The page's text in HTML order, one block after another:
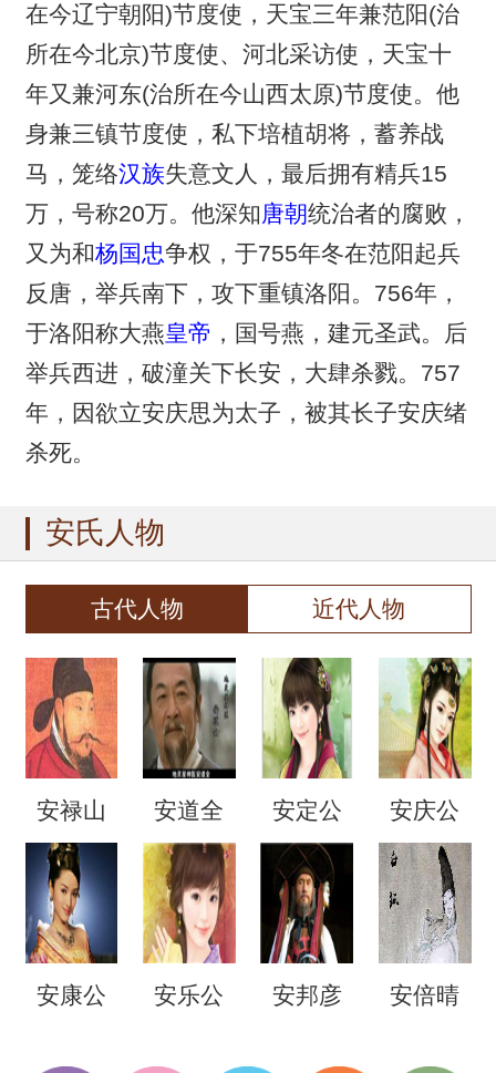
在今辽宁朝阳)节度使，天宝三年兼范阳(治
所在今北京)节度使、河北采访使，天宝十
年又兼河东(治所在今山西太原)节度使。他
身兼三镇节度使，私下培植胡将，蓄养战
马，笼络汉族失意文人，最后拥有精兵15
万，号称20万。他深知唐朝统治者的腐败，
又为和杨国忠争权，于755年冬在范阳起兵
反唐，举兵南下，攻下重镇洛阳。756年，
于洛阳称大燕皇帝 ，国号燕，建元圣武。后
举兵西进，破潼关下长安，大肆杀戮。757
年，因欲立安庆思为太子，被其长子安庆绪
杀死。
安氏人物
古代人物 近代人物
安禄山 安道全 安定公
主
安庆公
主
安康公 安乐公 安邦彦 安倍晴